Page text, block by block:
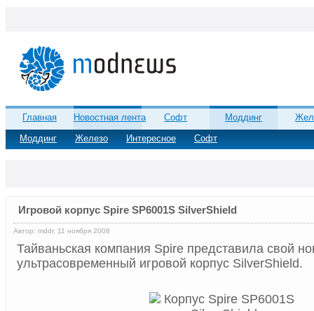
Главная
Новостная лента
Моддинг
Железо Интересное Софт
Софт Моддинг
Игровой корпус Spire SP6001S SilverShield
Автор: mddr, 11 ноября 2008
Тайваньская компания Spire представила свой
ультрасовременный игровой корпус SilverShield.